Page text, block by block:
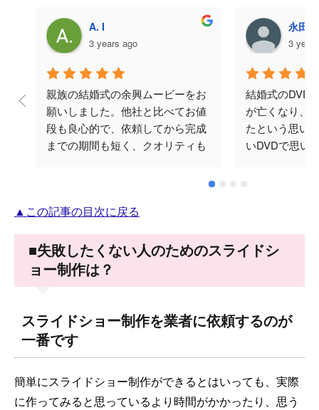
A. I
3 years ago
親族の結婚式の余興ムービーをお
願いしました。他社と比べてお値
段も良心的で、依頼してから完成
までの期間も短く、クオリティも
オカビデオさんにお願いして本当
いました。
永田
3
結婚式のDVD
が亡くなり、
たという思い
いDVDで思い
▲この記事の目次に戻る
■失敗したくない人のためのスライドシ
ョー制作は？
スライドショー制作を業者に依頼するのが
一番です
簡単にスライドショー制作ができるとはいっても、実際
に作ってみると思っているより時間がかかったり、思う